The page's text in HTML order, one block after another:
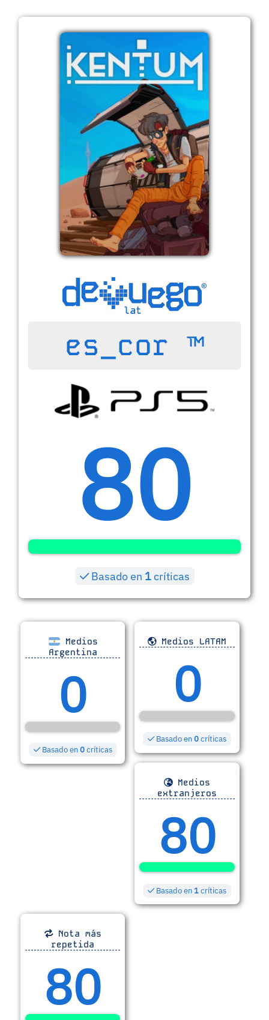
es_cor ™
80
Basado en 1críticas
Medios
Argentina
0
Basado en0críticas
Medios LATAM
0
Basado en0críticas
Medios
extranjeros
80
Basado en1críticas
Nota más
repetida
80